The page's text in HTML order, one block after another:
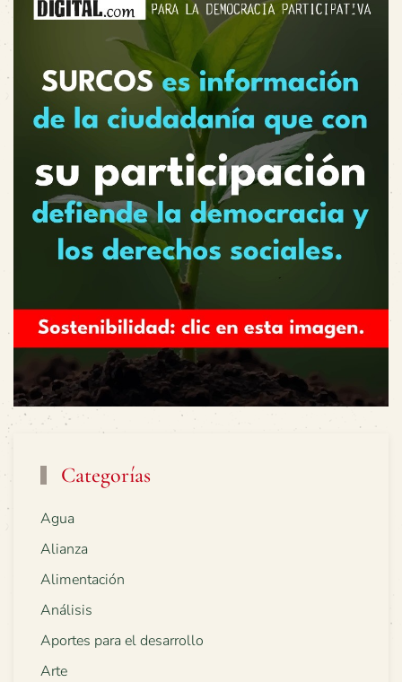
Categorías
Agua
Alianza
Alimentación
Análisis
Aportes para el desarrollo
Arte